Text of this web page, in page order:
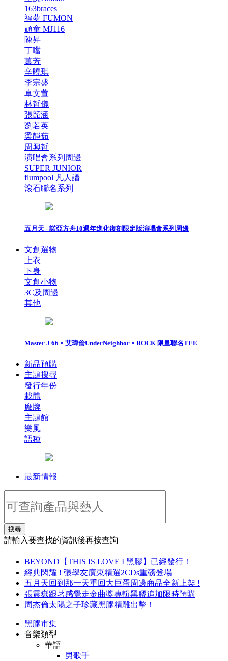
163braces
福夢 FUMON
頑童 MJ116
陳昇
丁噹
萬芳
辛曉琪
李宗盛
卓文萱
林哲儀
張韶涵
劉若英
梁靜茹
周興哲
演唱會系列周邊
SUPER JUNIOR
flumpool 凡人譜
滾石聯名系列
五月天 - 諾亞方舟10週年進化復刻限定版演唱會系列周邊
文創選物
上衣
下身
文創小物
3C及周邊
其他
Master J 66 × 艾瑋倫UnderNeighbor × ROCK 限量聯名TEE
新品預購
主題搜尋
發行年份
載體
廠牌
主題館
樂風
語種
最新情報
搜尋
請輸入要查找的資訊後再按查詢
BEYOND【THIS IS LOVE I 黑膠】已經發行！
經典閃耀 ! 張學友廣東精選2CDs重磅登場
五月天回到那一天重回大巨蛋周邊商品全新上架 !
張震嶽跟著感覺走金曲獎專輯黑膠追加限時預購
周杰倫太陽之子珍藏黑膠精雕出擊！
黑膠市集
音樂類型
華語
男歌手